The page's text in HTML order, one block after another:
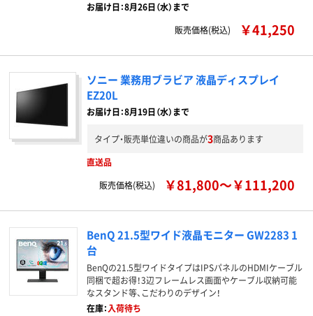
お届け日：8月26日（水）まで
販売価格(税込)
￥41,250
ソニー 業務用ブラビア 液晶ディスプレイ
EZ20L
お届け日：8月19日（水）まで
タイプ・販売単位違いの商品が3商品あります
直送品
販売価格(税込)
￥81,800～￥111,200
BenQ 21.5型ワイド液晶モニター GW2283 1
台
BenQの21.5型ワイドタイプはIPSパネルのHDMIケーブル
同梱で超お得！3辺フレームレス画面やケーブル収納可能
なスタンド等、こだわりのデザイン！
在庫：入荷待ち